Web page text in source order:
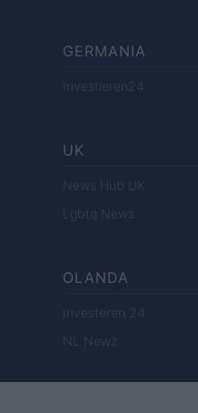
GERMANIA
Investieren24
UK
News Hub UK
Lgbtq News
OLANDA
Investeren 24
NL Newz